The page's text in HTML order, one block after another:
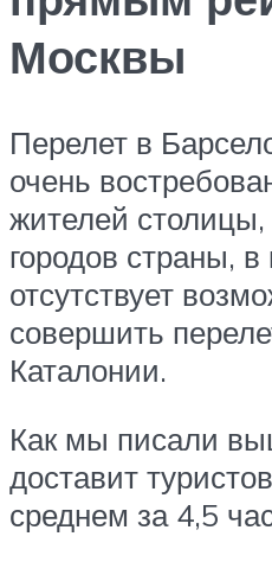
Москвы
Перелет в
очень
жителей столицы,
городов страны, в
отсутствует
совершить
Каталонии.
Как мы писали
доставит
среднем за 4,5